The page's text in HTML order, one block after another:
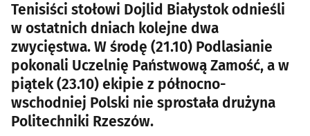
Tenisiści stołowi Dojlid Białystok odnieśli
w ostatnich dniach kolejne dwa
zwycięstwa. W środę (21.10) Podlasianie
pokonali Uczelnię Państwową Zamość, a w
piątek (23.10) ekipie z północno-
wschodniej Polski nie sprostała drużyna
Politechniki Rzeszów.